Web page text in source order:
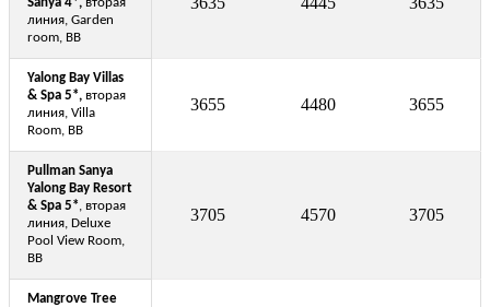
линия, Garden
room, BB
Yalong Bay Villas
& Spa 5*, вторая
линия, Villa
Room, BB
3655 4480 3655
Pullman Sanya
Yalong Bay Resort
& Spa 5* , вторая
линия, Deluxe
Pool View Room,
BB
3705 4570 3705
Mangrove Tree